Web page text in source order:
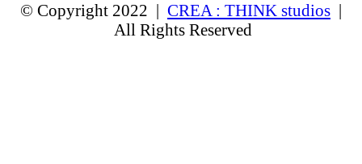
© Copyright 2022 | CREA : THINK studios |
All Rights Reserved